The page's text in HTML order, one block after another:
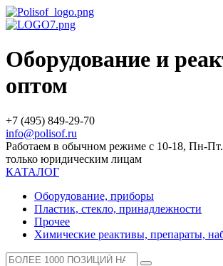
Оборудование и
оптом
+7 (495) 849-29-70
info@polisof.ru
Работаем в обычном режиме с 10-18, Пн-
только юридическим лицам
КАТАЛОГ
Оборудование, приборы
Пластик, стекло, принадлежности
Прочее
Химические реактивы, препараты,